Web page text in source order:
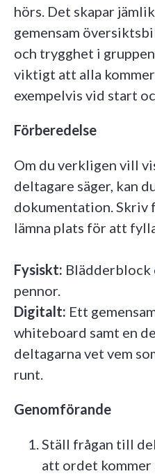
hörs. Det skapar
gemensam
och trygghet i
viktigt att alla
exempelvis vid start
Förberedelse
Om du verkligen vill
deltagare säger, kan
dokumentation. Skriv
lämna plats för att
Fysiskt:
pennor.
Digitalt: Ett
whiteboard samt en
deltagarna vet vem
runt.
Genomförande
Ställ frågan till
att ordet kommer